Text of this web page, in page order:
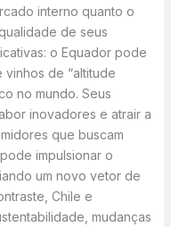
interno quanto o
de seus
o Equador pode
de “altitude
no mundo. Seus
inovadores e atrair a
que buscam
impulsionar o
um novo vetor de
Chile e
mudanças